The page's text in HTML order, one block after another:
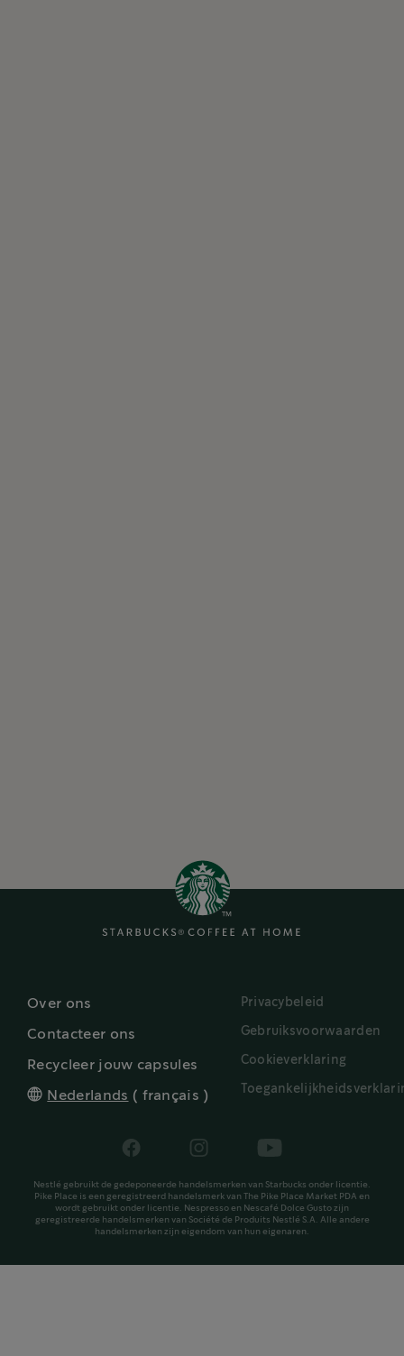
Over ons
Contacteer ons
Recycleer jouw capsules
Nederlands ( français )
Privacybeleid
Gebruiksvoorwaarden
Cookieverklaring
Nestlé gebruikt de gedeponeerde handelsmerken van Starbucks onder licentie.
Pike Place is een geregistreerd handelsmerk van The Pike Place Market PDA en
wordt gebruikt onder licentie. Nespresso en Nescafé Dolce Gusto zijn
geregistreerde handelsmerken van Société de Produits Nestlé S.A. Alle andere
handelsmerken zijn eigendom van hun eigenaren.